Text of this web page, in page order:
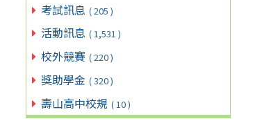
考試訊息 ( 205 )
活動訊息 ( 1,531 )
校外競賽 ( 220 )
獎助學金 ( 320 )
壽山高中校規 ( 10 )